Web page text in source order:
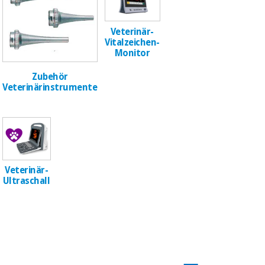
Chirurgische
instrumente
(ausverkauf)
Zubehör
Veterinärinstrumente
Veterinär-
Vitalzeichen-
Monitor
Veterinär-
Ultraschall